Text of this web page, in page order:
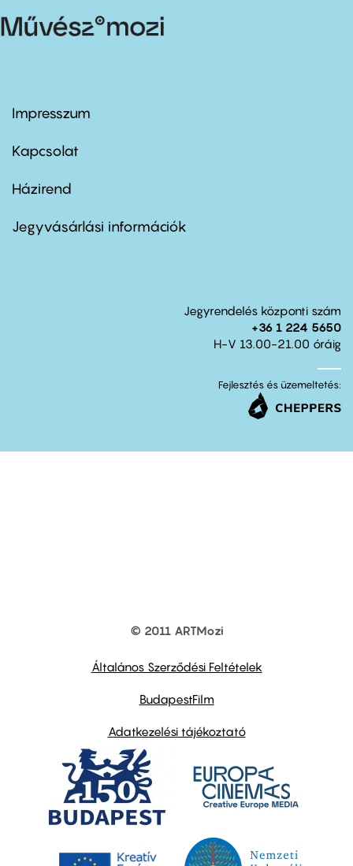
Footer
first
Impresszum
Kapcsolat
Footer
second
Házirend
Jegyvásárlási információk
Jegyrendelés központi szám
+36 1 224 5650
H-V 13.00-21.00 óráig
Fejlesztés és üzemeltetés:
© 2011 ARTMozi
Általános Szerződési Feltételek
BudapestFilm
Adatkezelési tájékoztató